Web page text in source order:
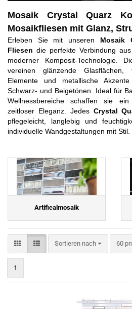
Mosaik Crystal Quarz
Mosaikfliesen mit Glanz,
Erleben Sie mit unseren Mosaik
Fliesen die perfekte Verbindung
moderner Komposit-Technologie.
vereinen glänzende
Elemente und metallische
Schwarz- und Beigetönen. Ideal für
Wellnessbereiche schaffen sie
zeitloser Eleganz. Jedes Crystal
pflegeleicht, langlebig und
individuelle Wandgestaltungen mit Stil.
Artificalmosaik
Sortieren nach
Sortieren nach 60
pro
1